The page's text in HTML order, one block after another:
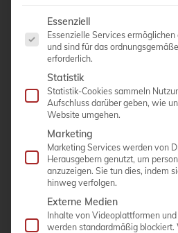
Bildfeld: 38 mm
ANGEBOT
Es folgt eine Liste der
Essenziell
Essenzielle Services
und sind für das
erforderlich.
Statistik
Statistik-Cookies sammeln
Aufschluss darüber geben, wie
Website umgehen.
Marketing
Marketing Services werden von
Herausgebern genutzt, um
anzuzeigen. Sie tun dies, indem
hinweg verfolgen.
Externe Medien
Inhalte von Videoplattformen
werden standardmäßig blockiert.